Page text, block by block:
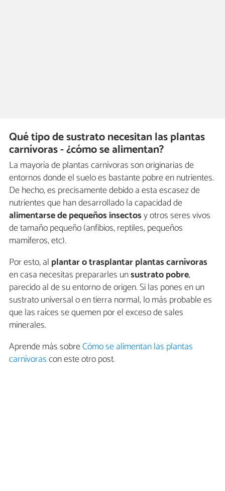
Qué tipo de sustrato necesitan las plantas
carnívoras - ¿cómo se alimentan?
La mayoría de plantas carnívoras son originarias de
entornos donde el suelo es bastante pobre en nutrientes.
De hecho, es precisamente debido a esta escasez de
nutrientes que han desarrollado la capacidad de
alimentarse de pequeños insectosy otros seres vivos
de tamaño pequeño (anfibios, reptiles, pequeños
mamíferos, etc).
Por esto, al plantar o trasplantar plantas carnívoras
en casa necesitas prepararles unsustrato pobre,
parecido al de su entorno de origen. Si las pones en un
sustrato universal o en tierra normal, lo más probable es
que las raíces se quemen por el exceso de sales
minerales.
Aprende más sobreCómo se alimentan las plantas
carnívorascon este otro post.